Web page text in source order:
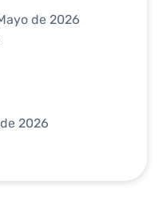
de 2026
2026